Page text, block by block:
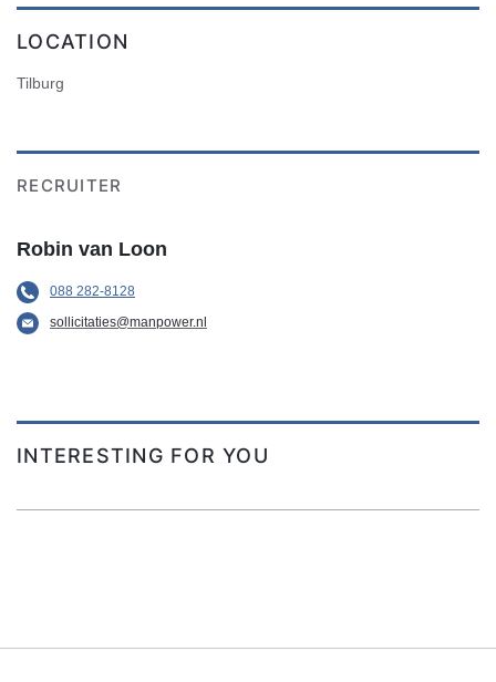
LOCATION
Tilburg
RECRUITER
Robin van Loon
088 282-8128
sollicitaties@manpower.nl
INTERESTING FOR YOU